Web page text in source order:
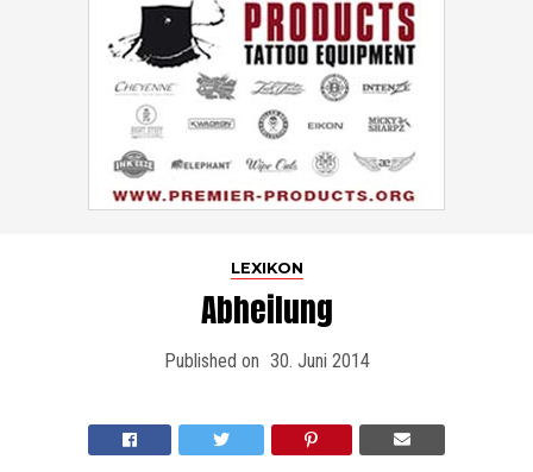
LEXIKON
Abheilung
Published on 30. Juni 2014